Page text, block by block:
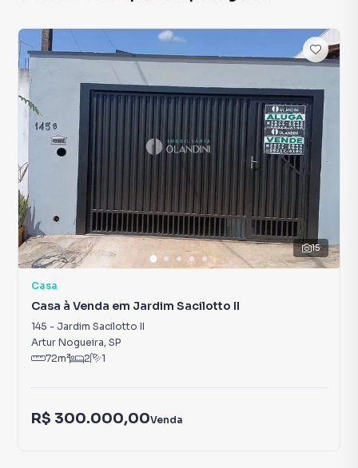
15
Casa
Casa à Venda em Jardim Sacilotto II
145 - Jardim Sacilotto II
Artur Nogueira, SP
72m² 2 1
R$ 300.000,00Venda